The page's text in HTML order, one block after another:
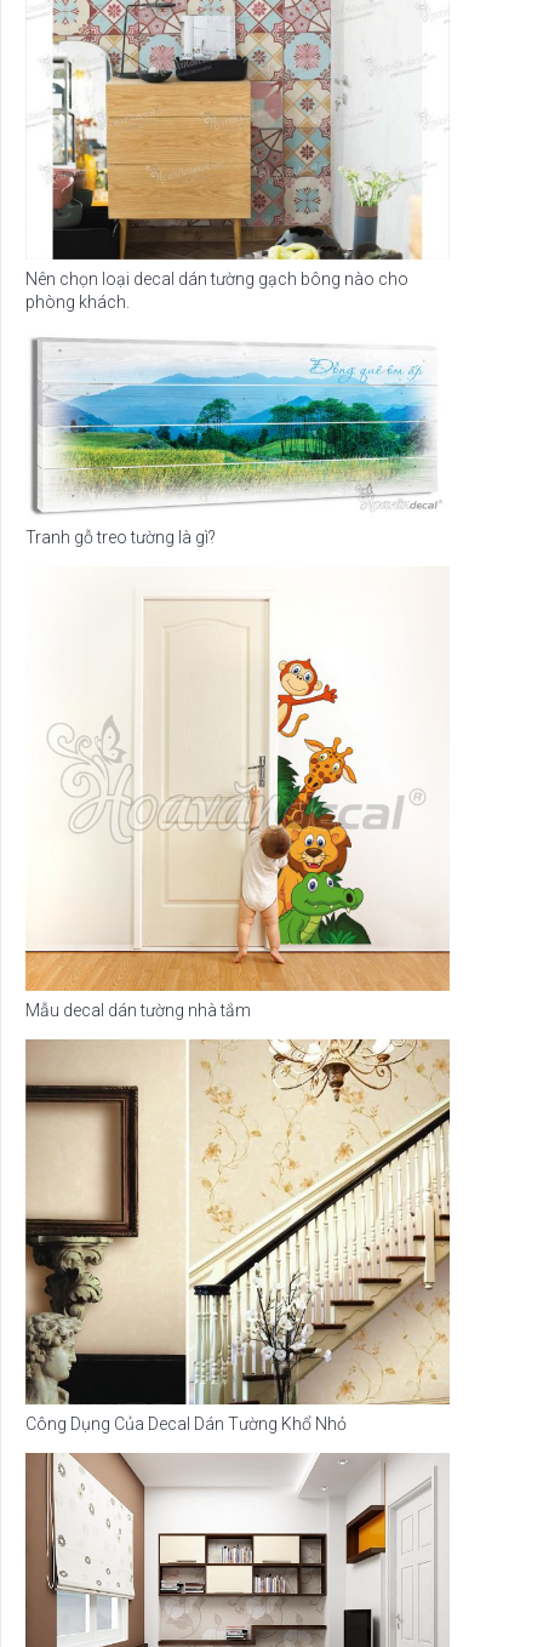
Nên chọn loại decal dán tường gạch bông nào cho
phòng khách.
Tranh gỗ treo tường là gì?
Mẫu decal dán tường nhà tắm
Công Dụng Của Decal Dán Tường Khổ Nhỏ